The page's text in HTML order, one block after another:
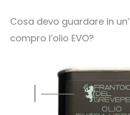
Cosa devo guardare in
compro l’olio EVO?